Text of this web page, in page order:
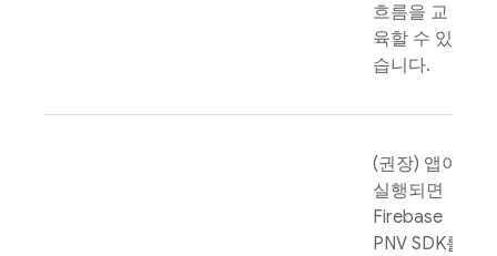
흐름을 교
육할 수 있
습니다.
(권장) 앱이
실행되면
Firebase
PNV SDK를